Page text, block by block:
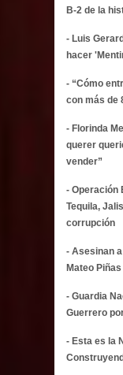
B-2 de la
- Luis
hacer
- “Cómo
con más de
- Florinda
querer
vender”
- Operación
Tequila,
corrupción
- Asesinan
Mateo
- Guardia
Guerrero
- Esta es la